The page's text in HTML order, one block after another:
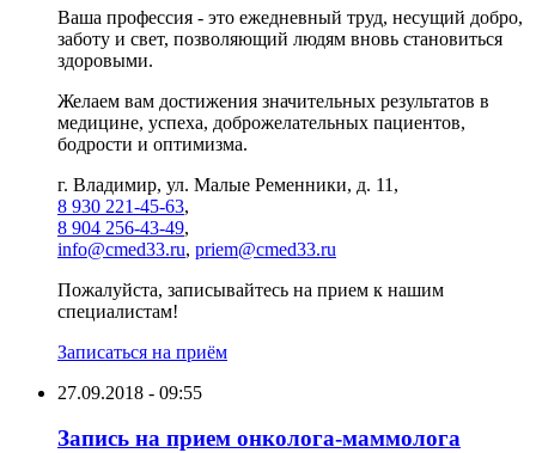
Ваша профессия - это ежедневный труд, несущий добро,
заботу и свет, позволяющий людям вновь становиться
здоровыми.
Желаем вам достижения значительных результатов в
медицине, успеха, доброжелательных пациентов,
бодрости и оптимизма.
г. Владимир, ул. Малые Ременники, д. 11,
8 930 221-45-63,
8 904 256-43-49,
info@cmed33.ru, priem@cmed33.ru
Пожалуйста, записывайтесь на прием к нашим
специалистам!
Записаться на приём
27.09.2018 - 09:55
Запись на прием онколога-маммолога